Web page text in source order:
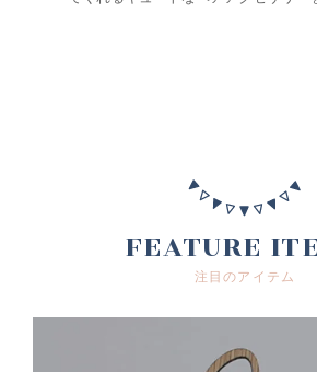
FEATURE
注目のアイテム